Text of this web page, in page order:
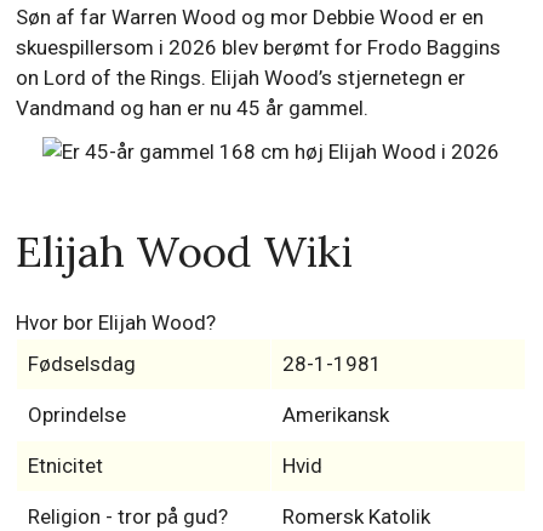
Søn af far Warren Wood og mor Debbie Wood er en
skuespillersom i 2026 blev berømt for Frodo Baggins
on Lord of the Rings. Elijah Wood’s stjernetegn er
Vandmand og han er nu 45 år gammel.
Elijah Wood Wiki
Hvor bor Elijah Wood?
Fødselsdag
28-1-1981
Oprindelse Amerikansk
Etnicitet Hvid
Religion - tror på gud? Romersk Katolik